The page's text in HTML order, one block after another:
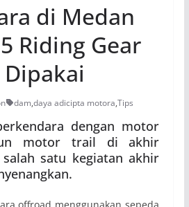
di Medan
Riding Gear
dam,daya adicipta motora,Tips
dengan motor
motor trail di akhir
satu kegiatan akhir
offroad menggunakan sepeda